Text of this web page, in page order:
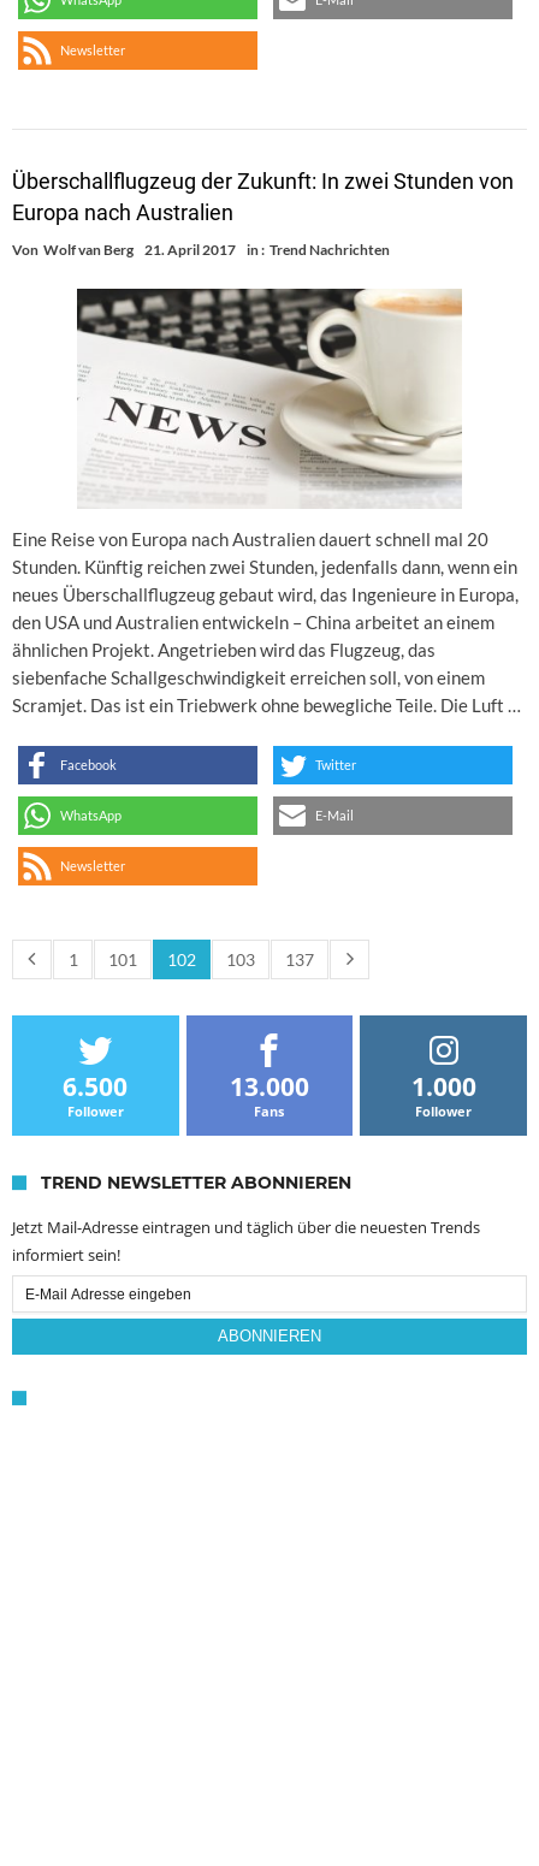
Newsletter
Überschallflugzeug der Zukunft: In zwei Stunden von
Europa nach Australien
Von Wolf van Berg 21. April 2017 in : Trend Nachrichten
Eine Reise von Europa nach Australien dauert schnell mal 20
Stunden. Künftig reichen zwei Stunden, jedenfalls dann, wenn ein
neues Überschallflugzeug gebaut wird, das Ingenieure in Europa,
den USA und Australien entwickeln – China arbeitet an einem
ähnlichen Projekt. Angetrieben wird das Flugzeug, das
siebenfache Schallgeschwindigkeit erreichen soll, von einem
Scramjet. Das ist ein Triebwerk ohne bewegliche Teile. Die Luft …
Facebook Twitter
WhatsApp E-Mail
Newsletter
1 101 102 103 137
6.500
Follower
13.000
Fans
1.000
Follower
TREND NEWSLETTER ABONNIEREN
Jetzt Mail-Adresse eintragen und täglich über die neuesten Trends
informiert sein!
Email
Subscription
ABONNIEREN